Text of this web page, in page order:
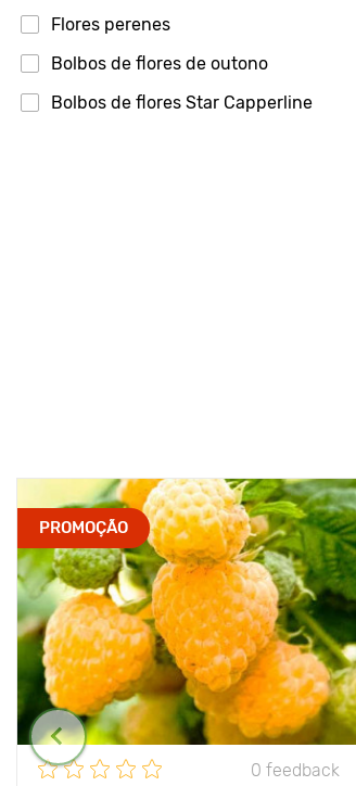
Flores perenes
Bolbos de flores de outono
Bolbos de flores Star Capperline
PROMOÇÃO
0 feedback